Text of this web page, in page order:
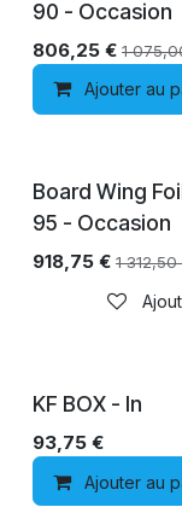
90 - Occasion
806,25 € 1
Ajouter au
Épuisé
Board Wing
95 - Occasion
918,75 € 1 312,50
KF BOX - In
93,75 €
Ajouter au